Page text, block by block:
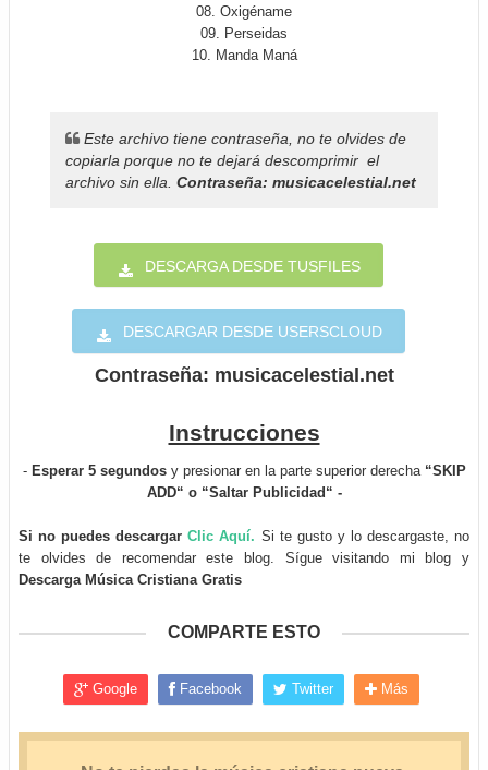
08. Oxigéname
09. Perseidas
10. Manda Maná
Este archivo tiene contraseña, no te olvides de
copiarla porque no te dejará descomprimir el
archivo sin ella. Contraseña: musicacelestial.net
DESCARGA DESDE TUSFILES
DESCARGAR DESDE USERSCLOUD
Contraseña: musicacelestial.net
Instrucciones
- Esperar 5 segundosy presionar en la parte superior derecha “SKIP
ADD“ o “Saltar Publicidad“ -
Si no puedes descargarClic Aquí. Si te gusto y lo descargaste, no
te olvides de recomendar este blog. Sígue visitando mi blog y
Descarga Música Cristiana Gratis
COMPARTE ESTO
Google Facebook Twitter Más